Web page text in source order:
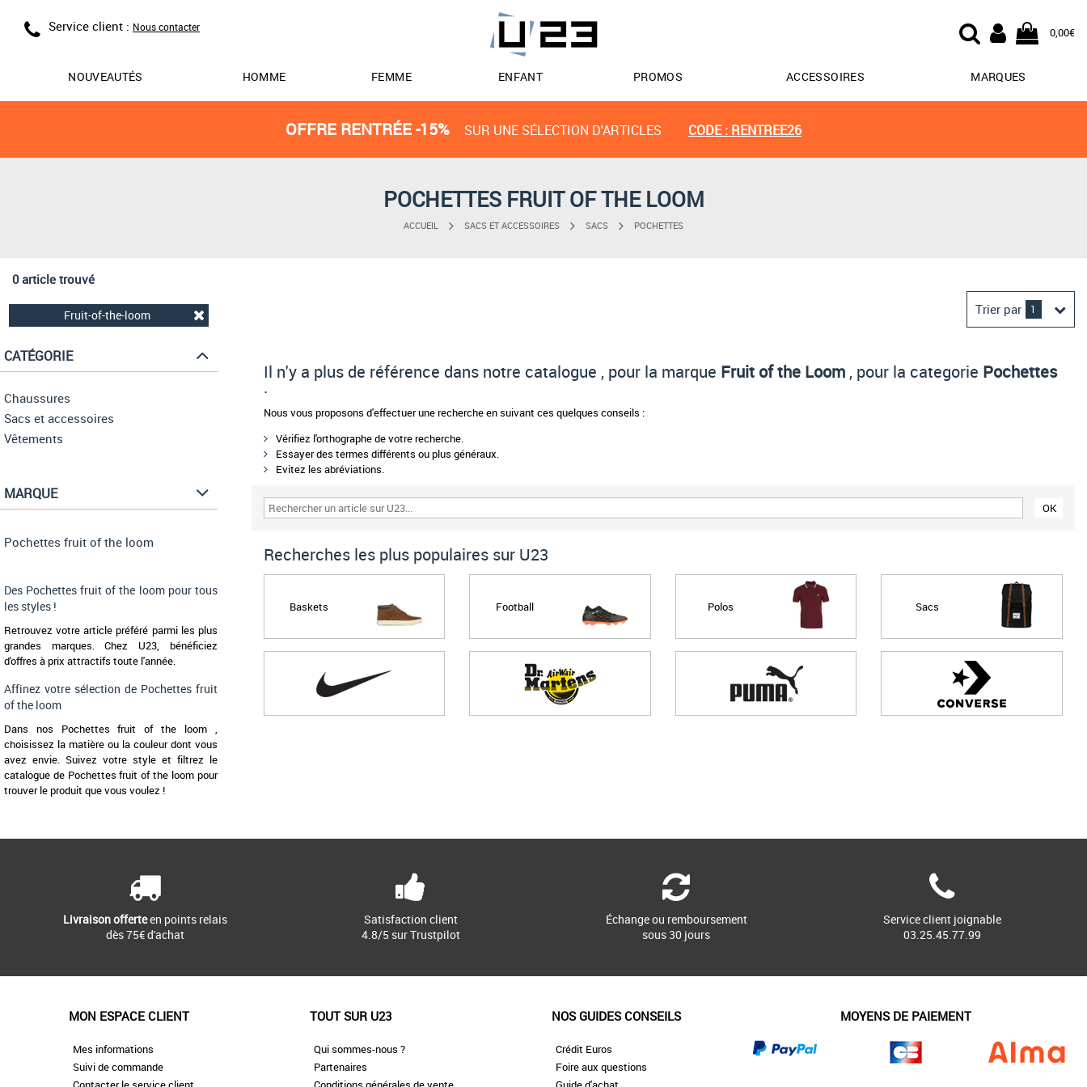
Service client : Nous contacter 0,00€
NOUVEAUTÉS HOMME FEMME ENFANT PROMOS ACCESSOIRES MARQUES
OFFRE RENTRÉE -15% SUR UNE SÉLECTION D'ARTICLES CODE : RENTREE26
POCHETTES FRUIT OF THE LOOM
ACCUEIL SACS ET ACCESSOIRES SACS POCHETTES
0 article trouvé
Fruit-of-the-loom
CATÉGORIE
Chaussures
Sacs et accessoires
Vêtements
MARQUE
Pochettes fruit of the loom
Des Pochettes fruit of the loom pour tous
les styles !
Retrouvez votre article préféré parmi les plus
grandes marques. Chez U23, bénéficiez
d'offres à prix attractifs toute l'année.
Affinez votre sélection de Pochettes fruit
of the loom
Dans nos Pochettes fruit of the loom ,
choisissez la matière ou la couleur dont vous
avez envie. Suivez votre style et filtrez le
catalogue de Pochettes fruit of the loom pour
trouver le produit que vous voulez !
Trier par 1
Prix croissant
Il n'y a plus de référence dans notre catalogue , pour la marque Fruit of the Loom, pour la categorie Pochettes
.
Nous vous proposons d'effectuer une recherche en suivant ces quelques conseils :
Vérifiez l'orthographe de votre recherche.
Essayer des termes différents ou plus généraux.
Evitez les abréviations.
Recherches les plus populaires sur U23
Baskets Football Polos Sacs
Livraison offerteen points relais
dès 75€ d'achat
Satisfaction client
4.8/5 sur Trustpilot
Échange ou remboursement
sous 30 jours
Service client joignable
03.25.45.77.99
MON ESPACE CLIENT
Mes informations
Suivi de commande
TOUT SUR U23
Qui sommes-nous ?
Partenaires
NOS GUIDES CONSEILS
Crédit Euros
Foire aux questions
MOYENS DE PAIEMENT